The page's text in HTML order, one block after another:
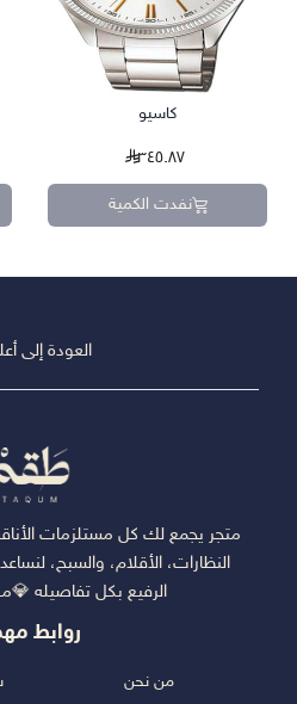
كاسيو
٣٤٥.٨٧
نفدت الكمية
العودة إلى
متجر يجمع لك كل مستلزمات
النظارات، الأقلام، والسبح،
الرفيع بكل تفاصيله
روابط
من نحن